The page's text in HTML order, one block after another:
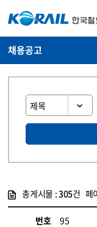
채용공고
총게시물 :305건 페
번호
95